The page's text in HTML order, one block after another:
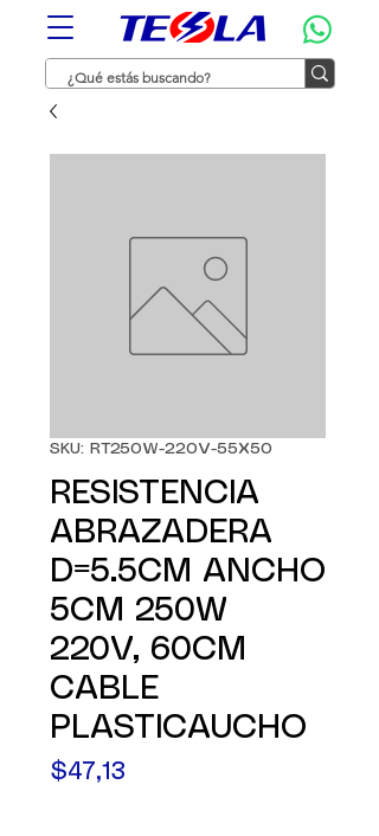
SKU: RT250W-220V-55X50
RESISTENCIA
ABRAZADERA
D=5.5CM ANCHO
5CM 250W
220V, 60CM
CABLE
PLASTICAUCHO
$47,13